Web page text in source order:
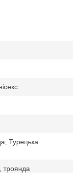
Турецька
троянда